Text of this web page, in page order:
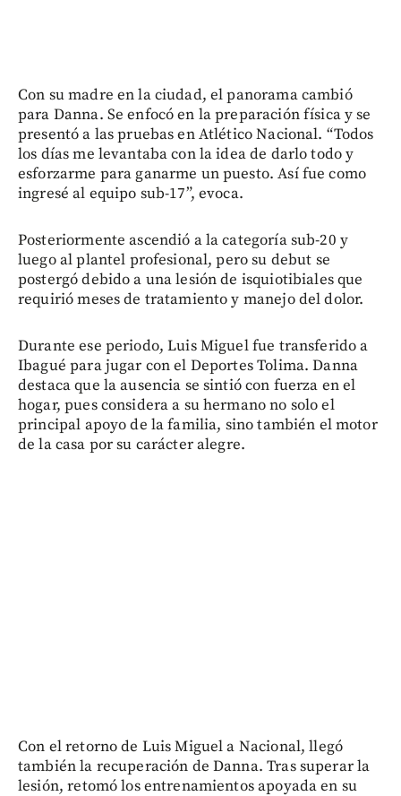
Con su madre en la ciudad, el panorama cambió
para Danna. Se enfocó en la preparación física y se
presentó a las pruebas en Atlético Nacional. “Todos
los días me levantaba con la idea de darlo todo y
esforzarme para ganarme un puesto. Así fue como
ingresé al equipo sub-17”, evoca.
Posteriormente ascendió a la categoría sub-20 y
luego al plantel profesional, pero su debut se
postergó debido a una lesión de isquiotibiales que
requirió meses de tratamiento y manejo del dolor.
Durante ese periodo, Luis Miguel fue transferido a
Ibagué para jugar con el Deportes Tolima. Danna
destaca que la ausencia se sintió con fuerza en el
hogar, pues considera a su hermano no solo el
principal apoyo de la familia, sino también el motor
de la casa por su carácter alegre.
Con el retorno de Luis Miguel a Nacional, llegó
también la recuperación de Danna. Tras superar la
lesión, retomó los entrenamientos apoyada en su